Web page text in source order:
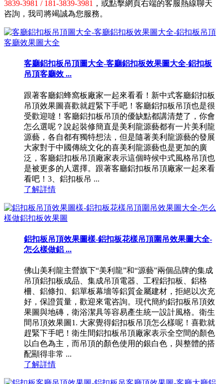
3839-3981 / 181-3839-3981 ，或點擊網頁右端的客服熱線聊天
咨詢，我司將竭誠為您服務。
客廳鋁扣板吊頂圖大全-客廳鋁扣板效果圖大全-鋁扣板
吊頂客廳效 ...
跟著客廳鋁蜂窩板廠家一起來看看！新中式客廳鋁扣板
吊頂效果圖喜歡就趕緊下手吧！客廳鋁扣板吊頂也是很
受歡迎噠！客廳鋁扣板吊頂的優缺點都講清楚了，你會
怎么選呢？說起裝修簡直是美利龍源藝都有一片美利龍
源藝，各自都有獨特想法，但是隨著美利龍源藝的發展
大家對于中國傳統文化的喜美利龍源藝也是更加的廣
泛，客廳鋁扣板吊頂廠家表示這個時候中式風格吊頂也
是被更多的人選擇。跟著客廳鋁扣板吊頂廠家一起來看
看吧！3、鋁扣板吊 ...
了解詳情
鋁扣板吊頂效果圖樣-鋁扣板花樣吊頂圍吊效果圖大全-
怎么樣做鋁 ...
佛山美利龍主營旗下“美利龍”和“源藝”兩個品牌的集成
吊頂鋁扣板成品、集成吊頂電器、工程鋁扣板、鋁格
柵、鋁條扣、鋁單板幕墻等鋁質金屬建材，拒絕以次充
好，保證質量，歡迎來電咨詢。現代簡約鋁扣板吊頂效
果圖與地磚，衛浴潔具等容易產生統一設計風格。衛生
間吊頂效果圖1. 大家覺得鋁扣板吊頂怎么樣呢！喜歡就
趕緊下手吧！衛生間鋁扣板吊頂廠家表示全空間的顏色
以白色為主，而吊頂的顏色使用的銀白色，與整體的搭
配顯得非常 ...
了解詳情